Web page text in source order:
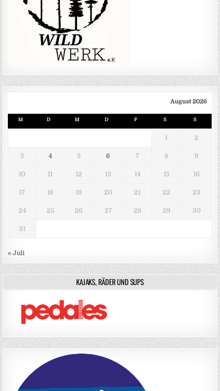
August 2026
M D M D F S S
1 2
3 4 5 6 7 8 9
10 11 12 13 14 15 16
17 18 19 20 21 22 23
24 25 26 27 28 29 30
31
« Juli
KAJAKS, RÄDER UND SUPS